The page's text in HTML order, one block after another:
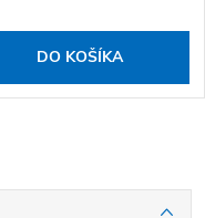
DO KOŠÍKA